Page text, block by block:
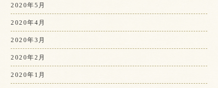
2020年5月
2020年4月
2020年3月
2020年2月
2020年1月